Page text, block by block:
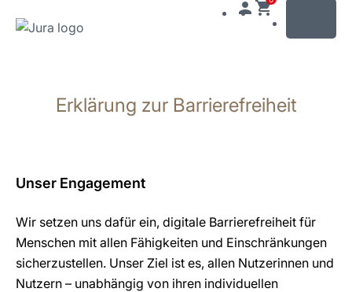
Erklärung zur Barrierefreiheit
Unser Engagement
Wir setzen uns dafür ein, digitale Barrierefreiheit für
Menschen mit allen Fähigkeiten und Einschränkungen
sicherzustellen. Unser Ziel ist es, allen Nutzerinnen und
Nutzern – unabhängig von ihren individuellen